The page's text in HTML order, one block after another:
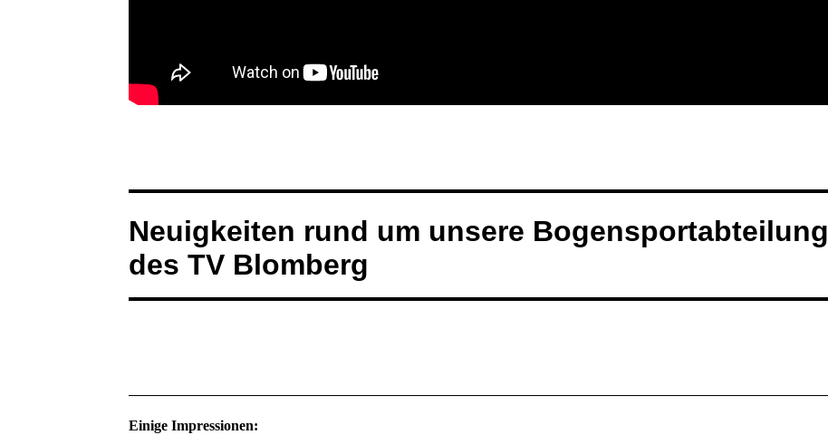
Neuigkeiten rund um unsere Bogensportabteilung
des TV Blomberg
Einige Impressionen: